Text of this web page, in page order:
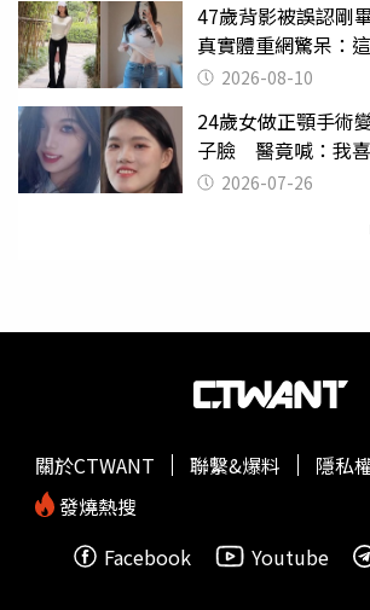
47歲背影被誤認剛
真實體重網驚呆：
斤？2026-08-10
24歲女做正顎手術
子臉 醫竟喊：我
2026-07-26
關於CTWANT 聯繫&爆料
隱私
發燒熱搜
Facebook
Youtube